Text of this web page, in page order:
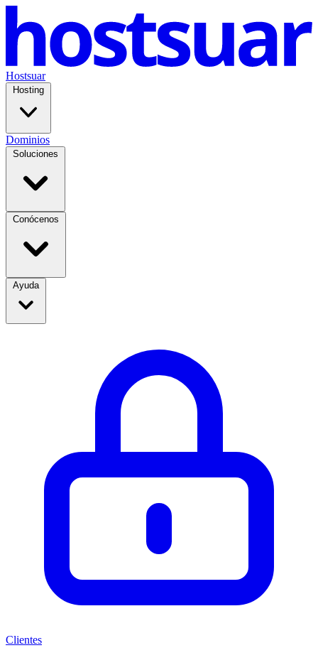
Hostsuar
Hosting
Dominios
Soluciones
Conócenos
Ayuda
Clientes